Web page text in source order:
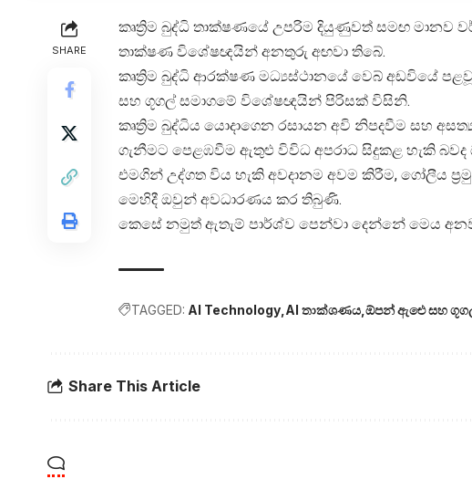
SHARE
කෘත්‍රිම බුද්ධි තාක්ෂණයේ උපරිම දියුණුවත් සමඟ මානව
තාක්ෂණ විශේෂඥයින් අනතුරු අඟවා තිබේ.
කෘත්‍රිම බුද්ධි ආරක්ෂණ මධ්‍යස්ථානයේ වෙබ් අඩවියේ
සහ ගූගල් සමාගමේ විශේෂඥයින් පිරිසක් විසිනි.
කෘත්‍රිම බුද්ධිය යොදාගෙන රසායන අවි නිපදවීම සහ
ගැනීමට පෙළඹවීම ඇතුළු විවිධ අපරාධ සිදුකළ හැකි බවද
එමගින් උද්ගත විය හැකි අවදානම අවම කිරීම, ගෝලීය
මෙහිදී ඔවුන් අවධාරණය කර තිබුණි.
කෙසේ නමුත් ඇතැම් පාර්ශ්ව පෙන්වා දෙන්නේ මෙය
TAGGED: AI Technology AI තාක්ශණය ඕපන් ඇඓ සහ
Share This Article